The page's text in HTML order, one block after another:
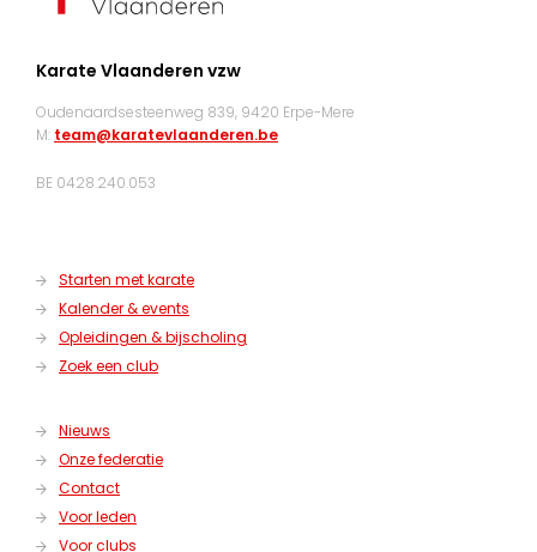
Karate Vlaanderen vzw
Oudenaardsesteenweg 839, 9420 Erpe-Mere
M: team@karatevlaanderen.be
BE 0428.240.053
Starten met karate
Kalender & events
Opleidingen & bijscholing
Zoek een club
Nieuws
Onze federatie
Contact
Voor leden
Voor clubs